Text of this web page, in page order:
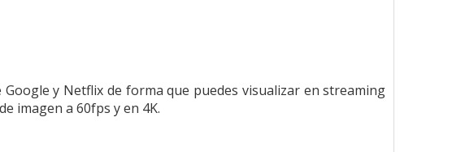
y Netflix de forma que puedes visualizar en streaming
imagen a 60fps y en 4K.